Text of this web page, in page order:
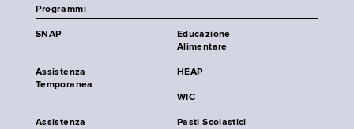
Programmi
SNAP
Educazione
Alimentare
Assistenza
Temporanea
HEAP
WIC
Assistenza
Pasti Scolastici